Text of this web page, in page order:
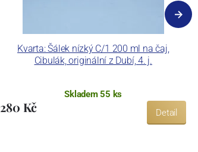
Kvarta: Šálek nízký C/1 200 ml na čaj,
Cibulák, originální z Dubí, 4. j.
Skladem 55 ks
280 Kč Detail